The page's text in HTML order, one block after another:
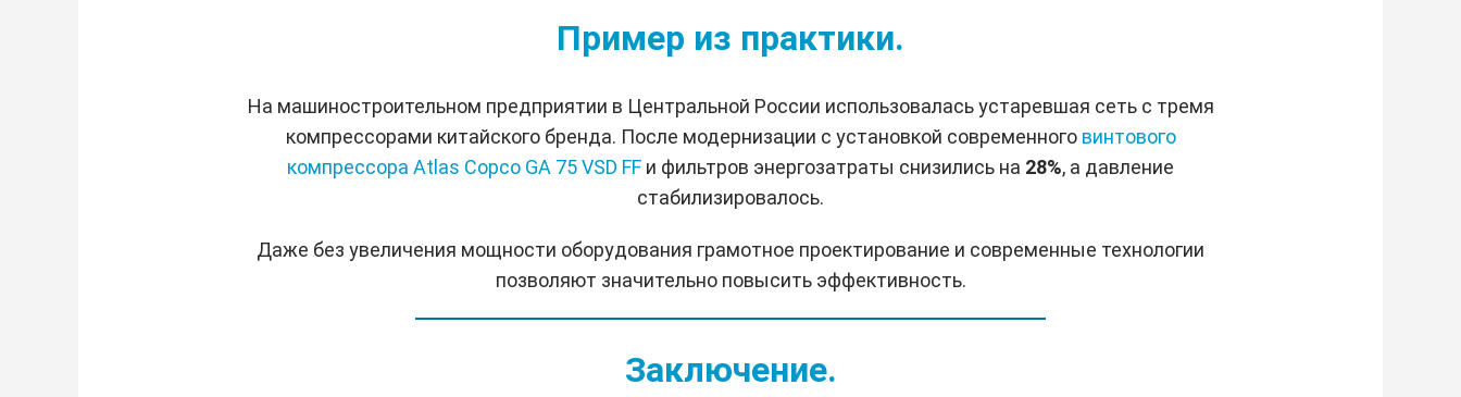
Пример из практики.
На машиностроительном предприятии в Центральной России использовалась устаревшая сеть с тремя
компрессорами китайского бренда. После модернизации с установкой современного винтового
компрессора Atlas Copco GA 75 VSD FF и фильтров энергозатраты снизились на 28%, а давление
стабилизировалось.
Даже без увеличения мощности оборудования грамотное проектирование и современные технологии
позволяют значительно повысить эффективность.
Заключение.